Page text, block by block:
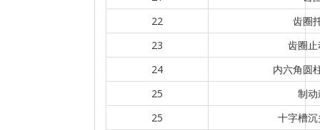
22
齿圈
23
齿圈
24
内六角圆
25
制
25
十字槽